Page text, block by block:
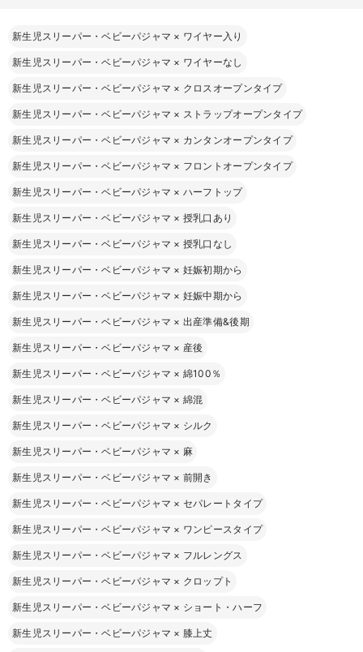
新生児スリーパー・ベビーパジャマ × ワイヤー入り
新生児スリーパー・ベビーパジャマ × ワイヤーなし
新生児スリーパー・ベビーパジャマ × クロスオープンタイプ
新生児スリーパー・ベビーパジャマ × ストラップオープンタイプ
新生児スリーパー・ベビーパジャマ × カンタンオープンタイプ
新生児スリーパー・ベビーパジャマ × フロントオープンタイプ
新生児スリーパー・ベビーパジャマ × ハーフトップ
新生児スリーパー・ベビーパジャマ × 授乳口あり
新生児スリーパー・ベビーパジャマ × 授乳口なし
新生児スリーパー・ベビーパジャマ × 妊娠初期から
新生児スリーパー・ベビーパジャマ × 妊娠中期から
新生児スリーパー・ベビーパジャマ × 出産準備&後期
新生児スリーパー・ベビーパジャマ × 産後
新生児スリーパー・ベビーパジャマ × 綿100％
新生児スリーパー・ベビーパジャマ × 綿混
新生児スリーパー・ベビーパジャマ × シルク
新生児スリーパー・ベビーパジャマ × 麻
新生児スリーパー・ベビーパジャマ × 前開き
新生児スリーパー・ベビーパジャマ × セパレートタイプ
新生児スリーパー・ベビーパジャマ × ワンピースタイプ
新生児スリーパー・ベビーパジャマ × フルレングス
新生児スリーパー・ベビーパジャマ × クロップト
新生児スリーパー・ベビーパジャマ × ショート・ハーフ
新生児スリーパー・ベビーパジャマ × 膝上丈